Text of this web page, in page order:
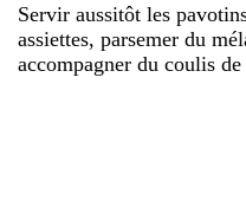
Servir aussitôt les
assiettes, parsemer du
accompagner du coulis